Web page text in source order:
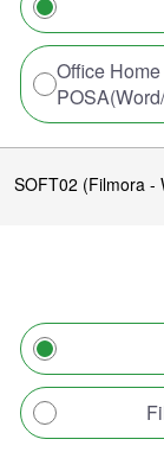
Office
SOFT02 (Filmora -